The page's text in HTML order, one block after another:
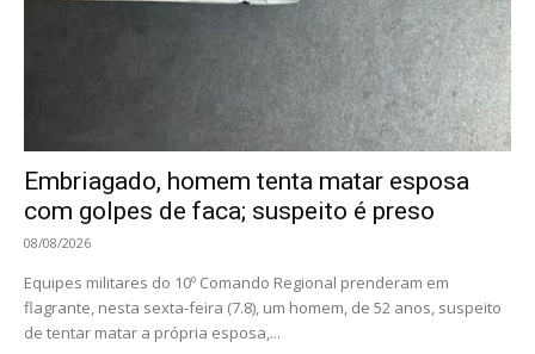
Embriagado, homem tenta matar esposa
com golpes de faca; suspeito é preso
08/08/2026
Equipes militares do 10º Comando Regional prenderam em
flagrante, nesta sexta-feira (7.8), um homem, de 52 anos, suspeito
de tentar matar a própria esposa,...